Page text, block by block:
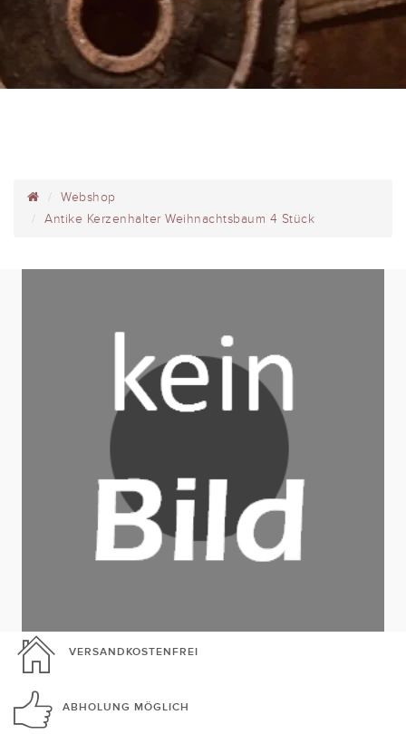
Webshop
Antike Kerzenhalter Weihnachtsbaum 4 Stück
VERSANDKOSTENFREI
ABHOLUNG MÖGLICH